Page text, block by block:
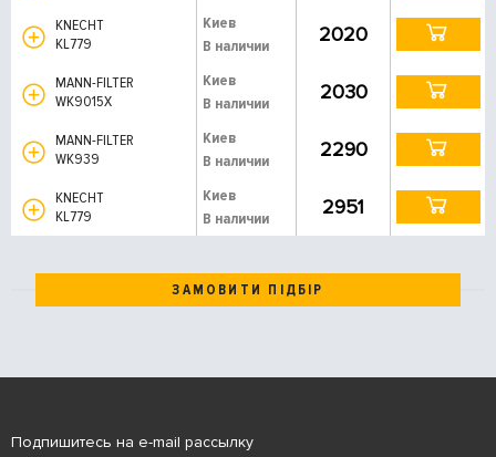
KNECHT
KL779
Киев
В наличии
2020
MANN-FILTER
WK9015X
Киев
В наличии
2030
MANN-FILTER
WK939
Киев
В наличии
2290
KNECHT
KL779
Киев
В наличии
2951
ЗАМОВИТИ ПІДБІР
Подпишитесь на e-mail рассылку